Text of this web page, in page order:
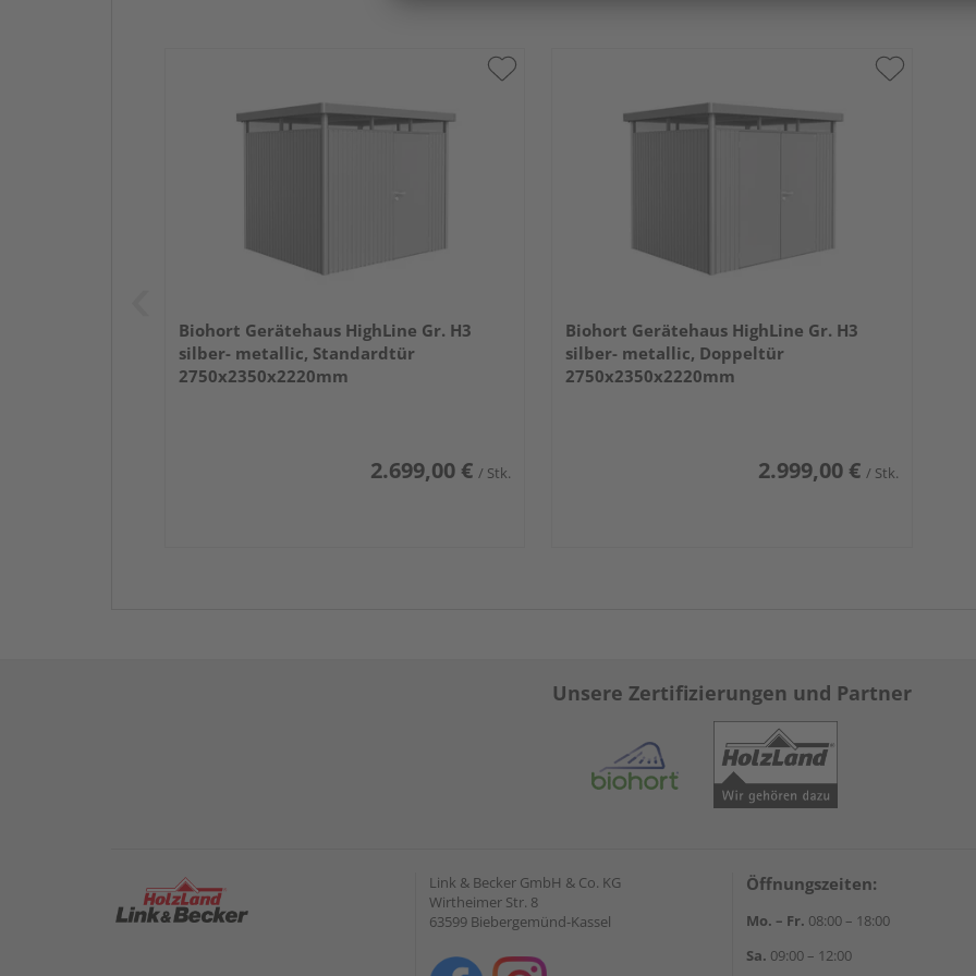
Biohort Gerätehaus HighLine Gr. H3
silber- metallic, Standardtür
2750x2350x2220mm
2.699,00 € / Stk.
Biohort Gerätehaus HighLine Gr. H3
silber- metallic, Doppeltür
2750x2350x2220mm
2.999,00 € / Stk.
Unsere Zertifizierungen und Partner
Link & Becker GmbH & Co. KG
Wirtheimer Str. 8
63599 Biebergemünd-Kassel
Öffnungszeiten:
Mo. – Fr. 08:00 – 18:00
Sa. 09:00 – 12:00